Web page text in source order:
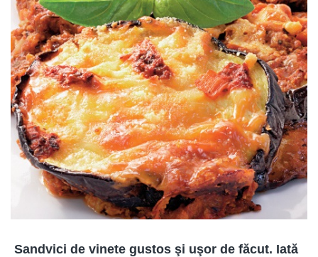
Sandvici de vinete gustos şi uşor de făcut. Iată